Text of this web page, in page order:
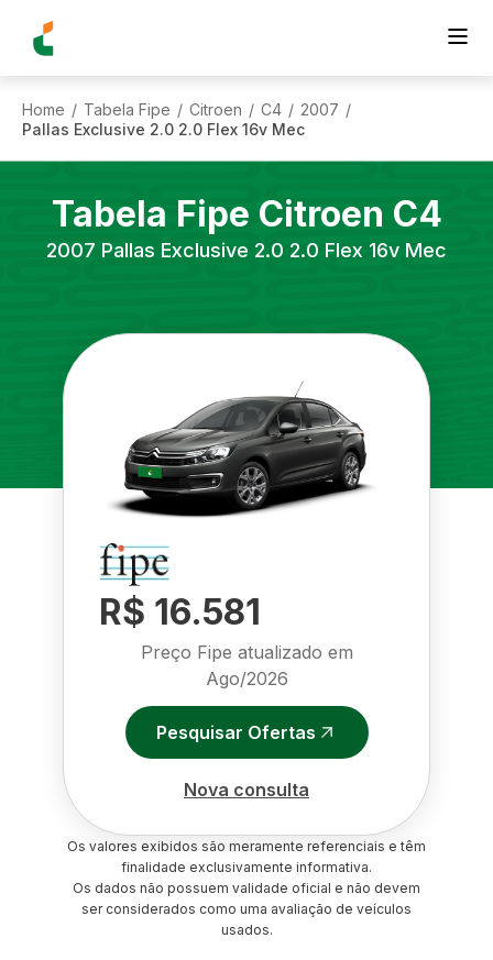
Home / Tabela Fipe / Citroen / C4 / 2007 /
Pallas Exclusive 2.0 2.0 Flex 16v Mec
Tabela Fipe Citroen C4
2007 Pallas Exclusive 2.0 2.0 Flex 16v Mec
R$ 16.581
Preço Fipe atualizado em
Ago/2026
Pesquisar Ofertas
Nova consulta
Os valores exibidos são meramente referenciais e têm
finalidade exclusivamente informativa.
Os dados não possuem validade oficial e não devem
ser considerados como uma avaliação de veículos
usados.